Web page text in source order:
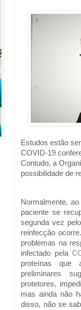
Estudos estão
COVID-19
Contudo, a
possibilidade de
Normalmente,
paciente se
segunda vez
reinfecção
problemas na
infectado pela
proteínas que
preliminares
protetores,
mas ainda não
disso, não se